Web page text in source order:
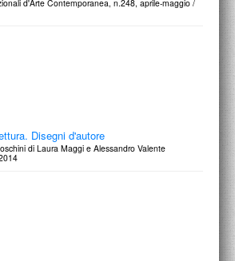
d'Arte Contemporanea, n.248, aprile-maggio /
Disegni d'autore
di Laura Maggi e Alessandro Valente